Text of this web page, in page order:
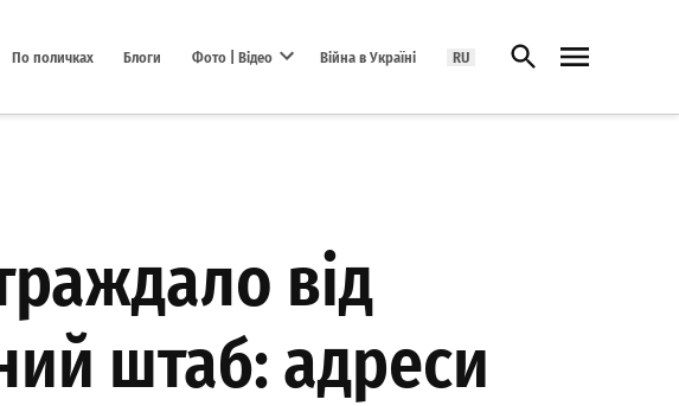
По поличках Блоги Фото | Відео Війна в Україні RU Відкрити пошук
від
штаб: адреси